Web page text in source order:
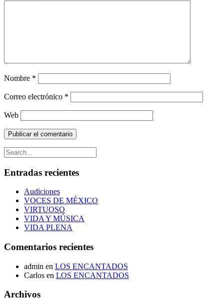
Nombre *
Correo electrónico *
Web
Entradas recientes
Audiciones
VOCES DE MÉXICO
VIRTUOSO
VIDA Y MÚSICA
VIDA PLENA
Comentarios recientes
admin en LOS ENCANTADOS
Carlos en LOS ENCANTADOS
Archivos